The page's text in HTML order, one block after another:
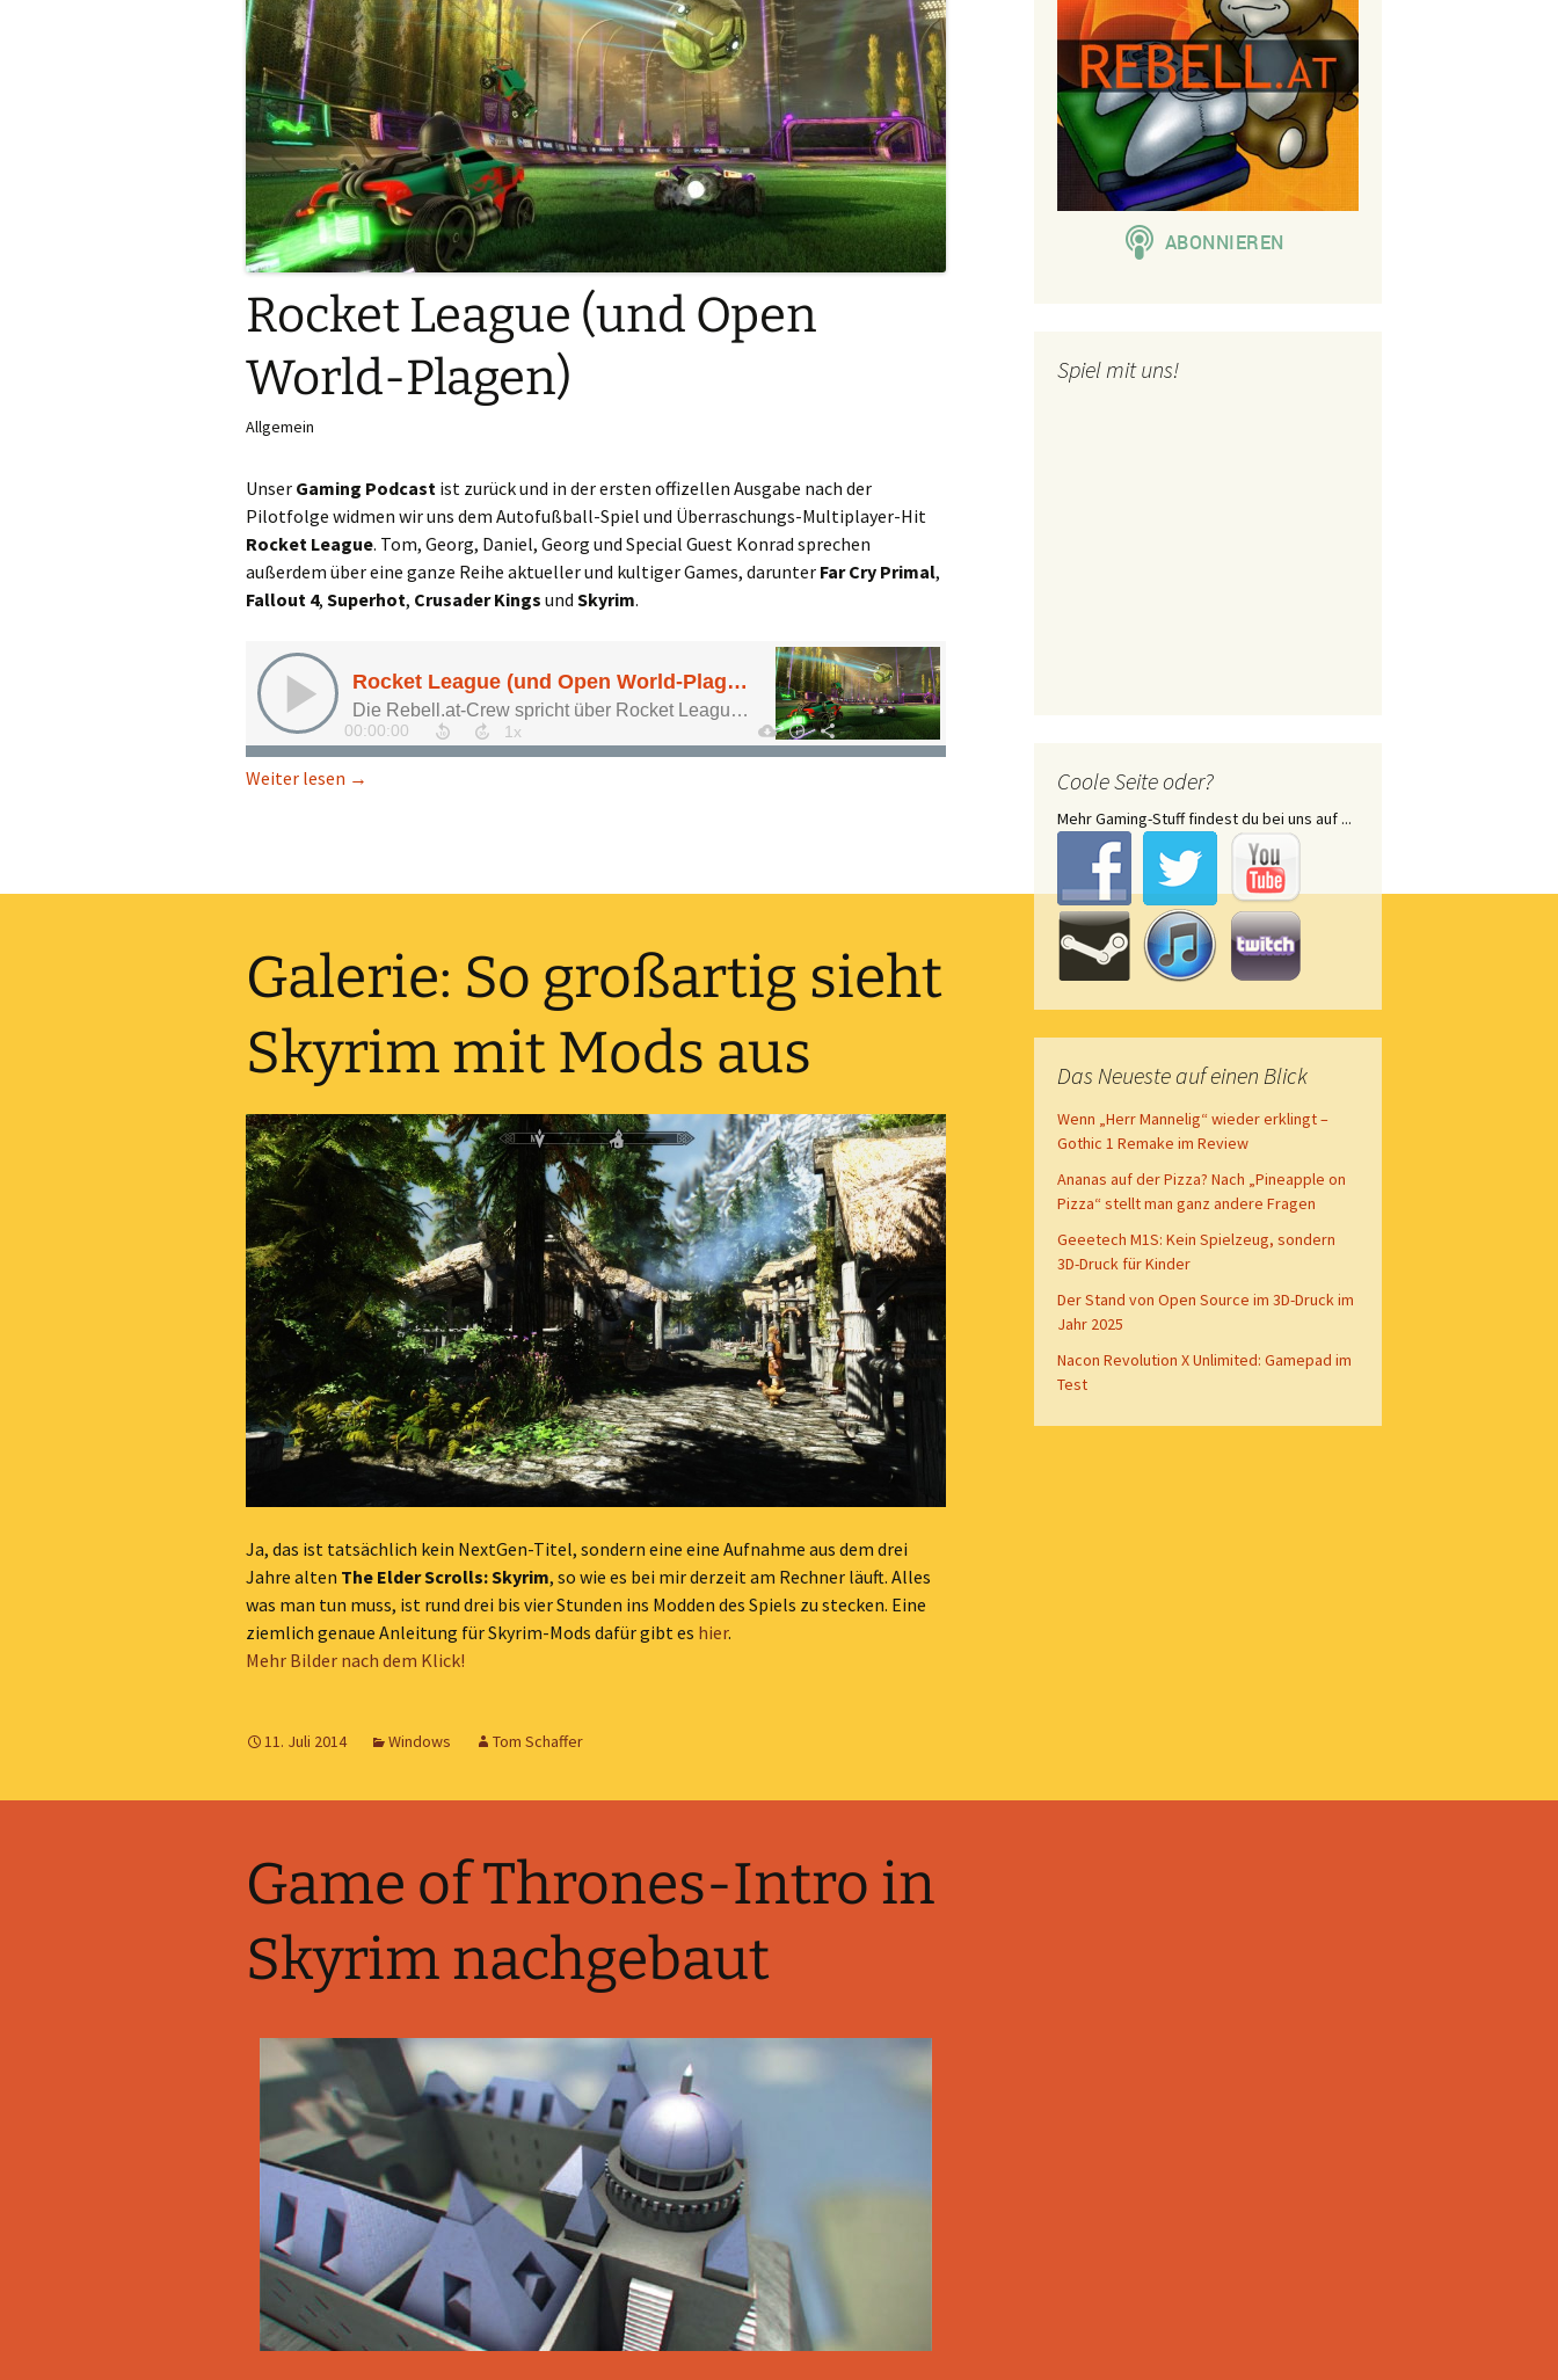
Rocket League (und Open
World-Plagen)
Allgemein
Unser Gaming Podcast ist zurück und in der ersten offizellen Ausgabe nach der
Pilotfolge widmen wir uns dem Autofußball-Spiel und Überraschungs-Multiplayer-Hit
Rocket League. Tom, Georg, Daniel, Georg und Special Guest Konrad sprechen
außerdem über eine ganze Reihe aktueller und kultiger Games, darunter Far Cry Primal,
Fallout 4, Superhot, Crusader Kings und Skyrim.
Weiter lesen Rocket League (und Open World-Plagen)
→
Galerie: So großartig sieht
Skyrim mit Mods aus
Ja, das ist tatsächlich kein NextGen-Titel, sondern eine eine Aufnahme aus dem drei
Jahre alten The Elder Scrolls: Skyrim, so wie es bei mir derzeit am Rechner läuft. Alles
was man tun muss, ist rund drei bis vier Stunden ins Modden des Spiels zu stecken. Eine
ziemlich genaue Anleitung für Skyrim-Mods dafür gibt es hier.
Mehr Bilder nach dem Klick!
11. Juli 2014 Windows Tom Schaffer
Game of Thrones-Intro in
Skyrim nachgebaut
Spiel mit uns!
Coole Seite oder?
Mehr Gaming-Stuff findest du bei uns auf ...
Das Neueste auf einen Blick
Wenn „Herr Mannelig“ wieder erklingt –
Gothic 1 Remake im Review
Ananas auf der Pizza? Nach „Pineapple on
Pizza“ stellt man ganz andere Fragen
Geeetech M1S: Kein Spielzeug, sondern
3D-Druck für Kinder
Der Stand von Open Source im 3D-Druck im
Jahr 2025
Nacon Revolution X Unlimited: Gamepad im
Test